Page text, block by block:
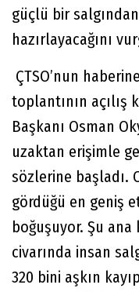
güçlü bir
hazırlayacağını
ÇTSO’nun
toplantının açılış
Başkanı Osman
uzaktan erişimle
sözlerine başladı.
gördüğü en geniş
boğuşuyor. Şu
civarında insan
320 bini aşkın